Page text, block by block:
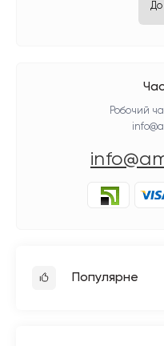
До
Робочий
Популярне